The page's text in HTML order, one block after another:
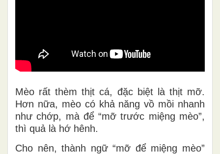
Mèo rất thèm thịt cá, đặc biệt là thịt mỡ.
Hơn nữa, mèo có khả năng vồ mồi nhanh
như chớp, mà để “mỡ trước miệng mèo”,
thì quả là hớ hênh.
Cho nên, thành ngữ “mỡ để miệng mèo”